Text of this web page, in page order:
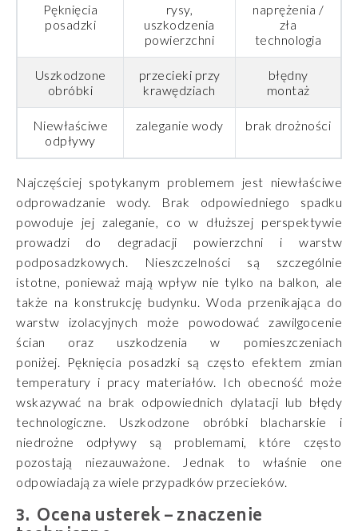
Pęknięcia
posadzki
rysy,
uszkodzenia
powierzchni
naprężenia /
zła
technologia
Uszkodzone
obróbki
przecieki przy
krawędziach
błędny
montaż
Niewłaściwe
odpływy
zaleganie wody brak drożności
Najczęściej spotykanym problemem jest niewłaściwe
odprowadzanie wody. Brak odpowiedniego spadku
powoduje jej zaleganie, co w dłuższej perspektywie
prowadzi do degradacji powierzchni i warstw
podposadzkowych.
Nieszczelności są szczególnie
istotne, ponieważ mają wpływ nie tylko na balkon, ale
także na konstrukcję budynku. Woda przenikająca do
warstw izolacyjnych może powodować zawilgocenie
ścian oraz uszkodzenia w pomieszczeniach
poniżej.
Pęknięcia posadzki są często efektem zmian
temperatury i pracy materiałów. Ich obecność może
wskazywać na brak odpowiednich dylatacji lub błędy
technologiczne. Uszkodzone obróbki blacharskie i
niedrożne odpływy są problemami, które często
pozostają niezauważone. Jednak to właśnie one
odpowiadają za wiele przypadków przecieków.
Ocena usterek – znaczenie